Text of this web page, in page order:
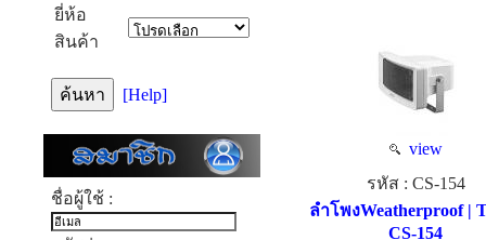
ยี่ห้อ
สินค้า
[Help]
ชื่อผู้ใช้ :
view
รหัส : CS-154
ลำโพงWeatherproof |
CS-154